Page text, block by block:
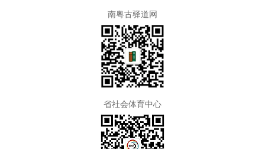
南粤古驿道网
省社会体育中心